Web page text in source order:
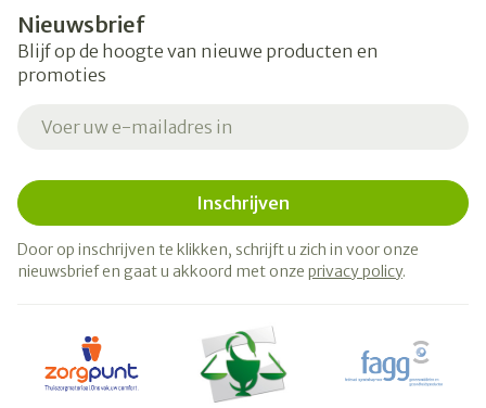
Nieuwsbrief
Blijf op de hoogte van nieuwe producten en
promoties
Inschrijven
Door op inschrijven te klikken, schrijft u zich in voor onze
nieuwsbrief en gaat u akkoord met onze privacy policy.